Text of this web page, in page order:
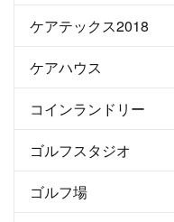
ケアテックス2018
ケアハウス
コインランドリー
ゴルフスタジオ
ゴルフ場